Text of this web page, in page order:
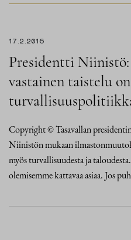
17.2.2016
Presidentti
vastainen taistelu
Copyright © Tasavallan
Niinistön mukaan
myös turvallisuudesta ja
olemisemme kattavaa asiaa. Jos